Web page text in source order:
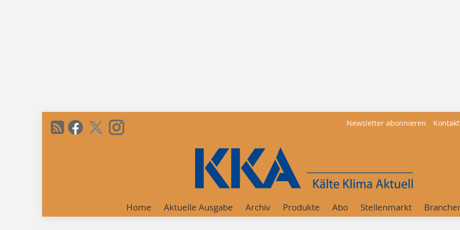
Newsletter abonnieren
Home Aktuelle Ausgabe Archiv Produkte Abo Stellenmarkt